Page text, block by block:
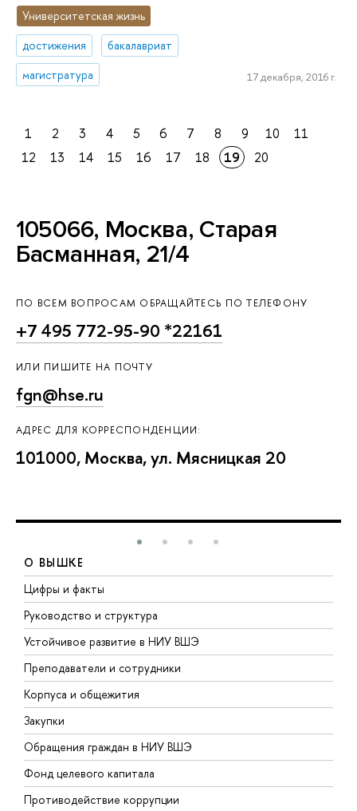
Университетская жизнь
достижения
бакалавриат
магистратура
17 декабря, 2016 г.
1 2 3 4 5 6 7 8 9 10
11
12
13 14 15 16 17 18 19 20
105066, Москва, Старая
Басманная, 21/4
ПО ВСЕМ ВОПРОСАМ ОБРАЩАЙТЕСЬ ПО ТЕЛЕФОНУ
+7 495 772-95-90 *22161
ИЛИ ПИШИТЕ НА ПОЧТУ
fgn@hse.ru
АДРЕС ДЛЯ КОРРЕСПОНДЕНЦИИ:
101000, Москва, ул. Мясницкая 20
О ВЫШКЕ
Цифры и факты
Руководство и структура
Устойчивое развитие в НИУ ВШЭ
Преподаватели и сотрудники
Корпуса и общежития
Закупки
Обращения граждан в НИУ ВШЭ
Фонд целевого капитала
Противодействие коррупции